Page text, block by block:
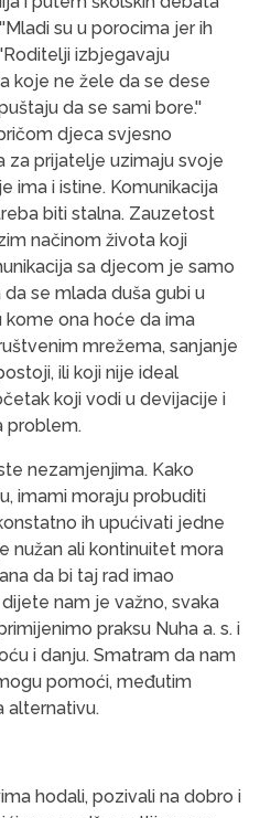
su u porocima jer ih
izbjegavaju
koje ne žele da se dese
da se sami bore.''
djeca svjesno
za prijatelje uzimaju svoje
ima i istine. Komunikacija
biti stalna. Zauzetost
načinom života koji
sa djecom je samo
se mlada duša gubi u
ona hoće da ima
mrežema, sanjanje
ili koji nije ideal
koji vodi u devijacije i
problem.
nezamjenjima. Kako
imami moraju probuditi
ih upućivati jedne
nužan ali kontinuitet mora
da bi taj rad imao
nam je važno, svaka
praksu Nuha a. s. i
i danju. Smatram da nam
pomoći, međutim
alternativu.
hodali, pozivali na dobro i